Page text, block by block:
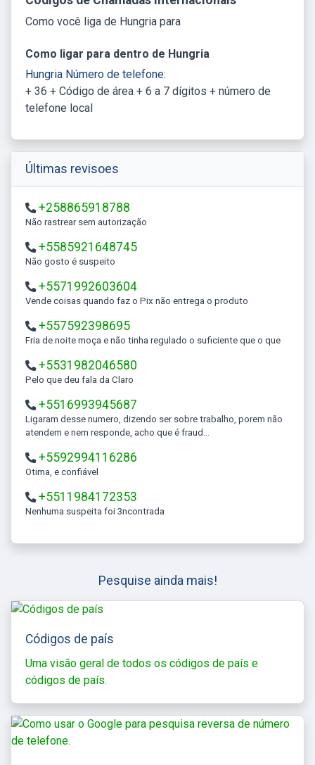
Como você liga de Hungria para
Como ligar para dentro de Hungria
Hungria Número de telefone:
+ 36 + Código de área + 6 a 7 dígitos + número de
telefone local
Últimas revisoes
+258865918788
Não rastrear sem autorização
+5585921648745
Não gosto é suspeito
+5571992603604
Vende coisas quando faz o Pix não entrega o produto
+557592398695
Fria de noite moça e não tinha regulado o suficiente que o que
+5531982046580
Pelo que deu fala da Claro
+5516993945687
Ligaram desse numero, dizendo ser sobre trabalho, porem não
atendem e nem responde, acho que é fraud...
+5592994116286
Otima, e confiável
+5511984172353
Nenhuma suspeita foi 3ncontrada
Pesquise ainda mais!
Códigos de país
Uma visão geral de todos os códigos de país e
códigos de país.